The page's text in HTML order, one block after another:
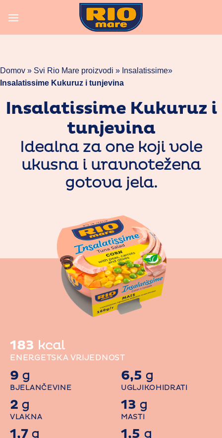
Domov » Svi Rio Mare proizvodi » Insalatissime»
Insalatissime Kukuruz i tunjevina
Insalatissime Kukuruz i
tunjevina
Idealna za one koji vole
ukusna i uravnotežena
gotova jela.
183 kcal
ENERGETSKA VRIJEDNOST
9 g
BJELANČEVINE
6,5 g
UGLJIKOHIDRATI
2 g
VLAKNA
13 g
MASTI
1,7 g 1,5 g